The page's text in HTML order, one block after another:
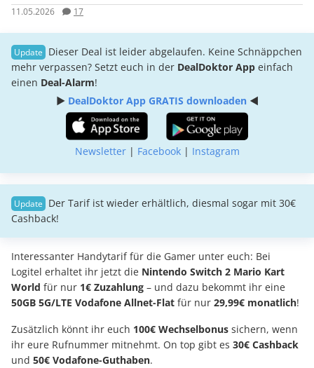
11.05.2026 17
Dieser Deal ist leider abgelaufen. Keine Schnäppchen
mehr verpassen? Setzt euch in der DealDoktor App einfach
einen Deal-Alarm!
► DealDoktor App GRATIS downloaden◄
Newsletter| Facebook| Instagram
Der Tarif ist wieder erhältlich, diesmal sogar mit 30€
Cashback!
Interessanter Handytarif für die Gamer unter euch: Bei
Logitel erhaltet ihr jetzt die Nintendo Switch 2 Mario Kart
World für nur 1€ Zuzahlung – und dazu bekommt ihr eine
50GB 5G/LTE Vodafone Allnet-Flat für nur 29,99€ monatlich!
Zusätzlich könnt ihr euch 100€ Wechselbonus sichern, wenn
ihr eure Rufnummer mitnehmt. On top gibt es 30€ Cashback
und 50€ Vodafone-Guthaben.